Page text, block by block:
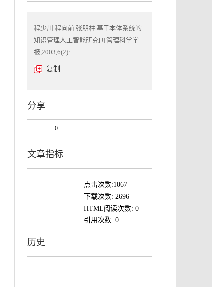
程少川 程向前 张朋柱.基于本体系统的
知识管理人工智能研究[J].管理科学学
报,2003,6(2):
复制
分享
0
文章指标
点击次数:1067
下载次数: 2696
HTML阅读次数: 0
引用次数: 0
历史